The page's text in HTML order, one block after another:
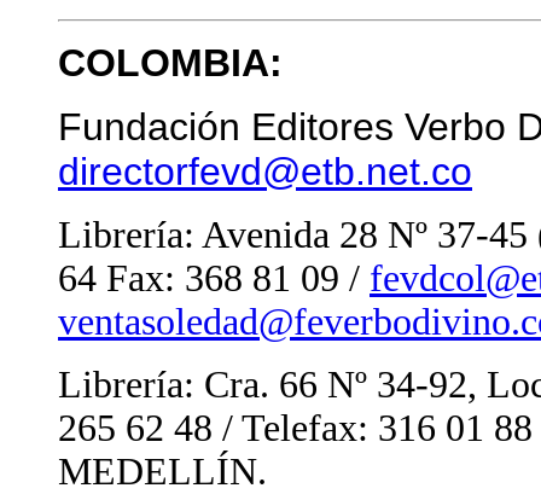
COLOMBIA:
Fundación Editores Verbo
directorfevd@etb.net.co
Librería: Avenida 28 Nº 37-
64 Fax: 368 81 09 /
Librería: Cra. 66 Nº 34-92,
265 62 48 / Telefax: 316 01
MEDELLÍN.